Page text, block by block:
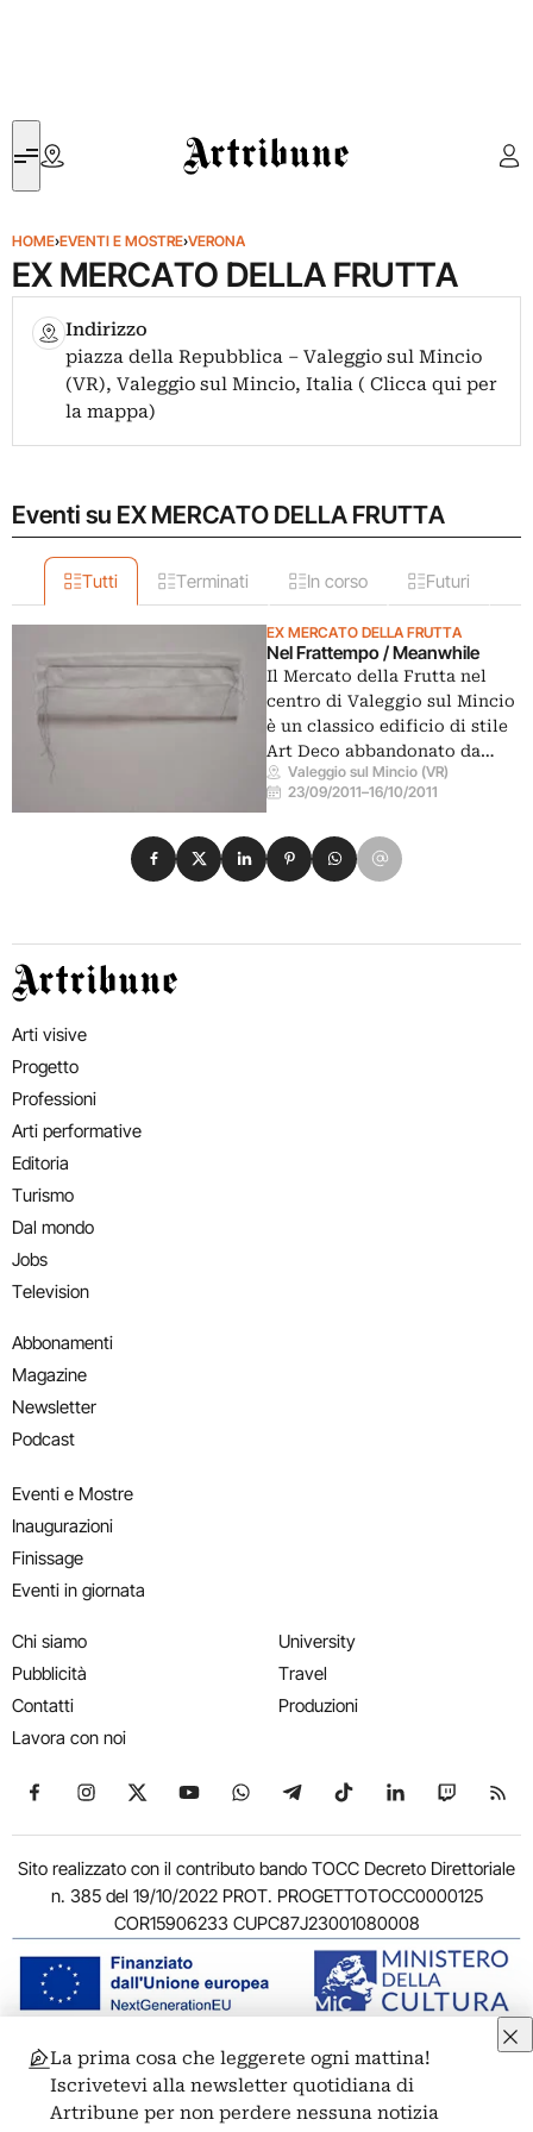
Artribune
HOME›EVENTI E MOSTRE›VERONA
EX MERCATO DELLA FRUTTA
Indirizzo
piazza della Repubblica – Valeggio sul Mincio
(VR), Valeggio sul Mincio, Italia ( Clicca qui per
la mappa)
Eventi su EX MERCATO DELLA FRUTTA
Tutti Terminati In corso Futuri
EX MERCATO DELLA FRUTTA
Nel Frattempo / Meanwhile
Il Mercato della Frutta nel
centro di Valeggio sul Mincio
è un classico edificio di stile
Art Deco abbandonato da…
Valeggio sul Mincio (VR)
23/09/2011–16/10/2011
Condividi su Facebook
Condividi su X
Condividi su LinkedIn
Condividi su Pinterest
Condividi su WhatsApp
Condividi su Email
Artribune
Arti visive
Progetto
Professioni
Arti performative
Editoria
Turismo
Dal mondo
Jobs
Television
Abbonamenti
Magazine
Newsletter
Podcast
Eventi e Mostre
Inaugurazioni
Finissage
Eventi in giornata
Chi siamo
Pubblicità
Contatti
Lavora con noi
University
Travel
Produzioni
Seguici su Facebook
Seguici su Instagram
Seguici su X
Seguici su YouTube
Seguici su WhatsApp
Seguici su Telegram
Seguici su TikTok
Seguici su
Seguici
Sito realizzato con il contributo bando TOCC Decreto Direttoriale
n. 385 del 19/10/2022 PROT. PROGETTOTOCC0000125
COR15906233 CUPC87J23001080008
© 2011-2026 ARTRIBUNE srl – Corso Vittorio Emanuele II, 287 –
00186 Roma - P.I. 11381581005
Privacy: Responsabile della protezione dei dati personali
La prima cosa che leggerete ogni mattina!
Iscrivetevi alla newsletter quotidiana di
Artribune per non perdere nessuna notizia